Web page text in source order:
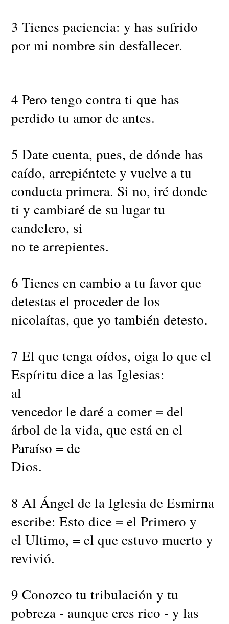
3 Tienes paciencia: y has sufrido
por mi nombre sin desfallecer.
4 Pero tengo contra ti que has
perdido tu amor de antes.
5 Date cuenta, pues, de dónde has
caído, arrepiéntete y vuelve a tu
conducta primera. Si no, iré donde
ti y cambiaré de su lugar tu
candelero, si
no te arrepientes.
6 Tienes en cambio a tu favor que
detestas el proceder de los
nicolaítas, que yo también detesto.
7 El que tenga oídos, oiga lo que el
Espíritu dice a las Iglesias:
al
vencedor le daré a comer = del
árbol de la vida, que está en el
Paraíso = de
Dios.
8 Al Ángel de la Iglesia de Esmirna
escribe: Esto dice = el Primero y
el Ultimo, = el que estuvo muerto y
revivió.
9 Conozco tu tribulación y tu
pobreza - aunque eres rico - y las